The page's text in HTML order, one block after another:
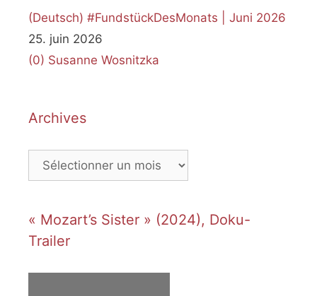
(Deutsch) #FundstückDesMonats | Juni 2026
25. juin 2026
(0) Susanne Wosnitzka
Archives
Archives
« Mozart’s Sister » (2024), Doku-
Trailer